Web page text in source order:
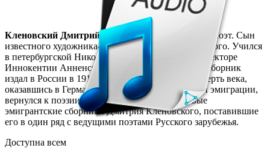
Кленовский Дмитрий Иосифович (1893–1976)
– поэт. Сын
известного художника-пейзажиста И.Е. Крачковского. Учился
в петербургской Николаевской гимназии при директоре
Иннокентии Анненском, первый стихотворный сборник
издал в России в 1917 году. Но только через четверть века,
оказавшись в Германии вместе со второй волной эмиграции,
вернулся к поэзии. В 1950-е годы вышли первые
эмигрантские сборники Дмитрия Кленовского, поставившие
его в один ряд с ведущими поэтами Русского зарубежья.
Доступна всем